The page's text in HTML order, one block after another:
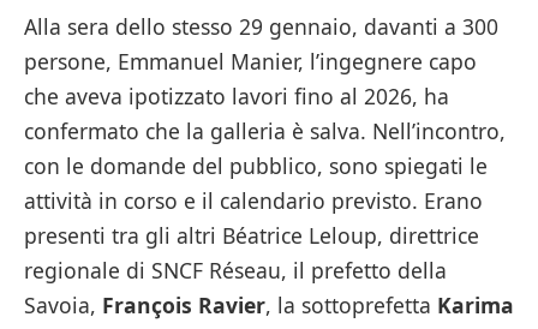
Alla sera dello stesso 29 gennaio, davanti a 300
persone, Emmanuel Manier, l’ingegnere capo
che aveva ipotizzato lavori fino al 2026, ha
confermato che la galleria è salva. Nell’incontro,
con le domande del pubblico, sono spiegati le
attività in corso e il calendario previsto. Erano
presenti tra gli altri Béatrice Leloup, direttrice
regionale di SNCF Réseau, il prefetto della
Savoia, François Ravier, la sottoprefetta Karima